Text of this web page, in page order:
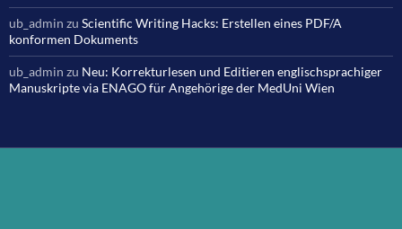
ub_admin zu Scientific Writing Hacks: Erstellen eines PDF/A
konformen Dokuments
ub_admin zu Neu: Korrekturlesen und Editieren englischsprachiger
Manuskripte via ENAGO für Angehörige der MedUni Wien